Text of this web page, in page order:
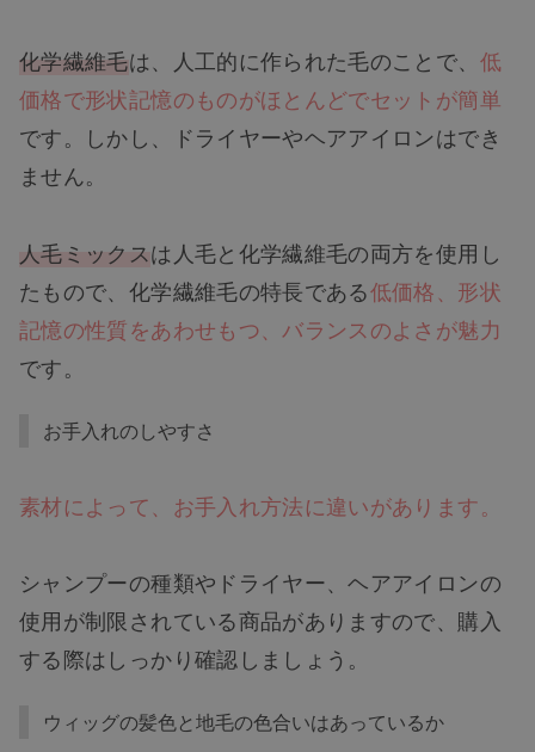
化学繊維毛は、人工的に作られた毛のことで、 低
価格で形状記憶のものがほとんどでセットが簡単
です。しかし、ドライヤーやヘアアイロンはでき
ません。
人毛ミックスは人毛と化学繊維毛の両方を使用し
たもので、化学繊維毛の特長である低価格、形状
記憶の性質をあわせもつ、バランスのよさが魅力
です。
お手入れのしやすさ
素材によって、お手入れ方法に違いがあります。
シャンプーの種類やドライヤー、ヘアアイロンの
使用が制限されている商品がありますので、購入
する際はしっかり確認しましょう。
ウィッグの髪色と地毛の色合いはあっているか